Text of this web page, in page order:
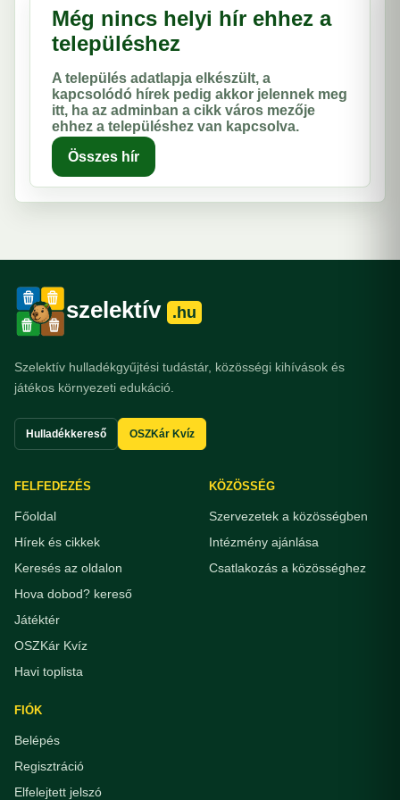
Még nincs helyi hír ehhez a
településhez
A település adatlapja elkészült, a
kapcsolódó hírek pedig akkor jelennek meg
itt, ha az adminban a cikk város mezője
ehhez a településhez van kapcsolva.
Összes hír
szelektív .hu
Szelektív hulladékgyűjtési tudástár, közösségi kihívások és
játékos környezeti edukáció.
Hulladékkereső OSZKár Kvíz
FELFEDEZÉS
Főoldal
Hírek és cikkek
Keresés az oldalon
Hova dobod? kereső
Játéktér
OSZKár Kvíz
Havi toplista
KÖZÖSSÉG
Szervezetek a közösségben
Intézmény ajánlása
Csatlakozás a közösséghez
FIÓK
Belépés
Regisztráció
Elfelejtett jelszó